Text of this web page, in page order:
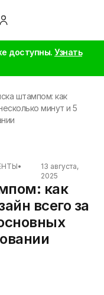
доступны. Узнать
штампом: как
минут и 5
•
13 августа,
2025
как
всего за